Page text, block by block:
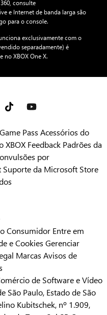
consulte
e Internet de banda larga são
para o console.
exclusivamente com o
separadamente) é
no XBOX One X.
Pass Acessórios do
XBOX Feedback Padrões da
por
Suporte da Microsoft Store
Consumidor Entre em
e Cookies Gerenciar
Marcas Avisos de
de Software e Vídeo
São Paulo, Estado de São
Kubitschek, nº 1.909,